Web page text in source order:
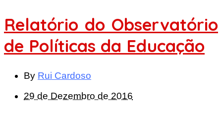
Relatório do Observatório
de Políticas da Educação
By Rui Cardoso
29 de Dezembro de 2016